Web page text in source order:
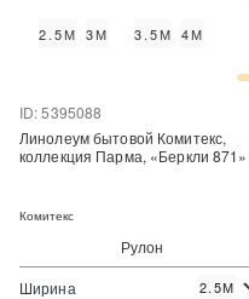
2.5М 3М 3.5М 4М
Рулон
ID: 5395088
Линолеум бытовой Комитекс,
коллекция Парма, «Беркли 871»
Комитекс
Ширина 2.5М